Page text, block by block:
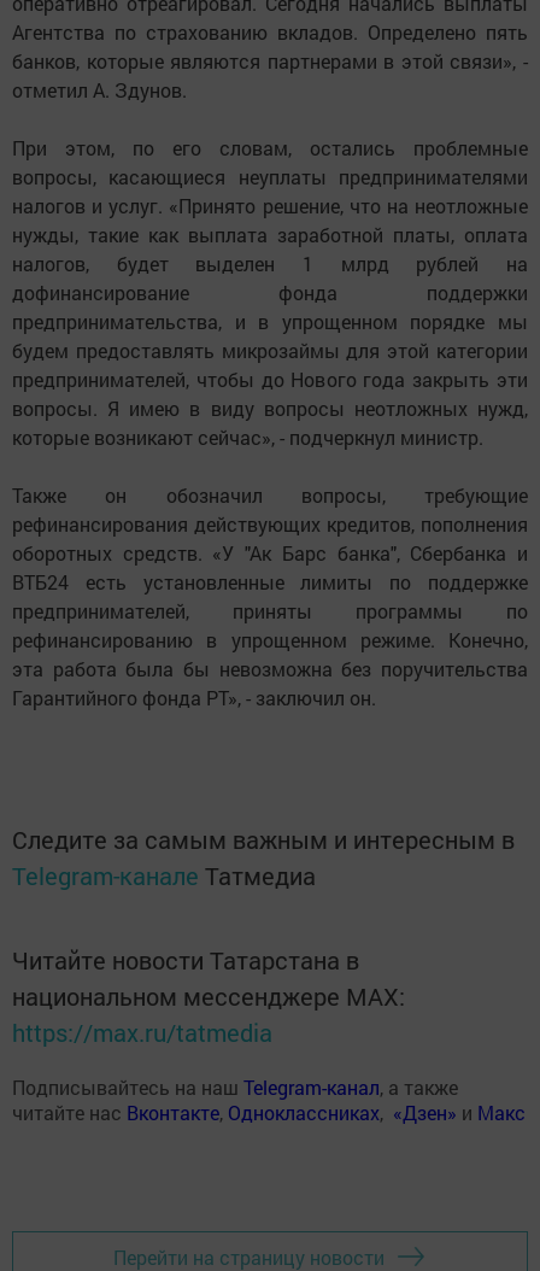
Агентства по страхованию вкладов. Определено пять
банков, которые являются партнерами в этой связи», -
отметил А. Здунов.
При этом, по его словам, остались проблемные
вопросы, касающиеся неуплаты предпринимателями
налогов и услуг. «Принято решение, что на неотложные
нужды, такие как выплата заработной платы, оплата
налогов, будет выделен 1 млрд рублей на
дофинансирование фонда поддержки
предпринимательства, и в упрощенном порядке мы
будем предоставлять микрозаймы для этой категории
предпринимателей, чтобы до Нового года закрыть эти
вопросы. Я имею в виду вопросы неотложных нужд,
которые возникают сейчас», - подчеркнул министр.
Также он обозначил вопросы, требующие
рефинансирования действующих кредитов, пополнения
оборотных средств. «У "Ак Барс банка", Сбербанка и
ВТБ24 есть установленные лимиты по поддержке
предпринимателей, приняты программы по
рефинансированию в упрощенном режиме. Конечно,
эта работа была бы невозможна без поручительства
Гарантийного фонда РТ», - заключил он.
Следите за самым важным и интересным в
Telegram-канале Татмедиа
Читайте новости Татарстана в
национальном мессенджере MАХ:
https://max.ru/tatmedia
Подписывайтесь на наш Telegram-канал, а также
читайте нас Вконтакте, Одноклассниках, «Дзен» и Макс
Перейти на страницу новости